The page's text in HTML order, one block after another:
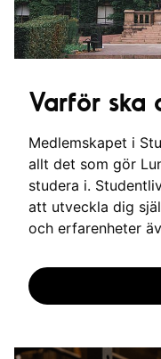
Varför ska
Medlemskapet i
allt det som gör
studera i.
att utveckla dig
och erfarenheter